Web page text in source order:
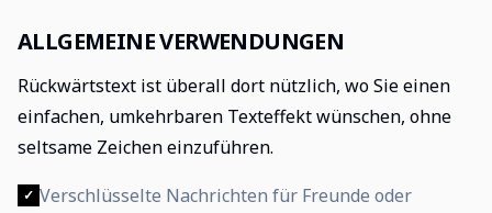
ALLGEMEINE VERWENDUNGEN
Rückwärtstext ist überall dort nützlich, wo Sie einen
einfachen, umkehrbaren Texteffekt wünschen, ohne
seltsame Zeichen einzuführen.
✓ Verschlüsselte Nachrichten für Freunde oder